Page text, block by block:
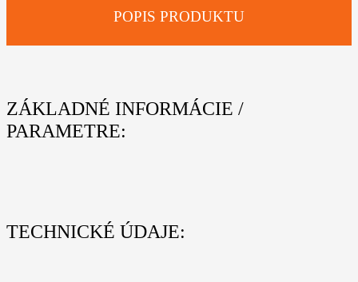
POPIS PRODUKTU
ZÁKLADNÉ INFORMÁCIE /
PARAMETRE:
TECHNICKÉ ÚDAJE: